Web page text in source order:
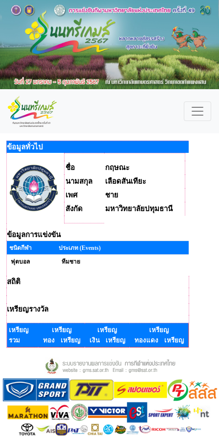
ข้อมูลทั่วไป
ชื่อ
กฤษณะ
นามสกุล
เลือดสันเทียะ
เพศ
ชาย
สังกัด
มหาวิทยาลัยปทุมธานี
ข้อมูลการแข่งขัน
ชนิดกีฬา
ประเภท (Events)
ฟุตบอล
ทีมชาย
สถิติ
เหรียญรางวัล
เหรียญ
รวม
เหรียญ
ทอง เหรียญ
เหรียญ
เงิน เหรียญ
เหรียญ
ทองแดง เหรียญ